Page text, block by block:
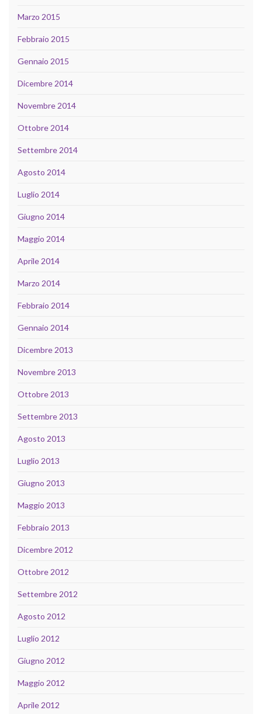
Marzo 2015
Febbraio 2015
Gennaio 2015
Dicembre 2014
Novembre 2014
Ottobre 2014
Settembre 2014
Agosto 2014
Luglio 2014
Giugno 2014
Maggio 2014
Aprile 2014
Marzo 2014
Febbraio 2014
Gennaio 2014
Dicembre 2013
Novembre 2013
Ottobre 2013
Settembre 2013
Agosto 2013
Luglio 2013
Giugno 2013
Maggio 2013
Febbraio 2013
Dicembre 2012
Ottobre 2012
Settembre 2012
Agosto 2012
Luglio 2012
Giugno 2012
Maggio 2012
Aprile 2012